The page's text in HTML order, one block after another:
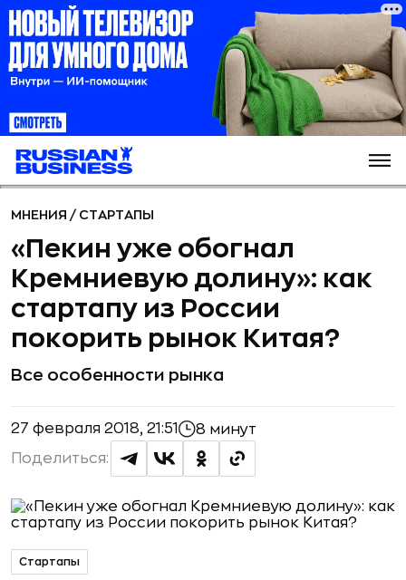
МНЕНИЯ / СТАРТАПЫ
«Пекин уже обогнал
Кремниевую долину»: как
стартапу из России
покорить рынок Китая?
Все особенности рынка
27 февраля 2018, 21:51 8 минут
Поделиться:
Стартапы